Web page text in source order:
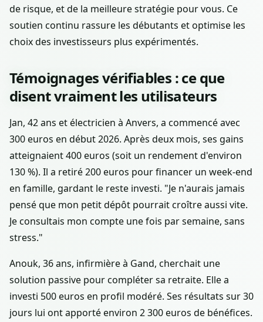
de risque, et de la meilleure stratégie pour vous. Ce
soutien continu rassure les débutants et optimise les
choix des investisseurs plus expérimentés.
Témoignages vérifiables : ce que
disent vraiment les utilisateurs
Jan, 42 ans et électricien à Anvers, a commencé avec
300 euros en début 2026. Après deux mois, ses gains
atteignaient 400 euros (soit un rendement d'environ
130 %). Il a retiré 200 euros pour financer un week-end
en famille, gardant le reste investi. "Je n'aurais jamais
pensé que mon petit dépôt pourrait croître aussi vite.
Je consultais mon compte une fois par semaine, sans
stress."
Anouk, 36 ans, infirmière à Gand, cherchait une
solution passive pour compléter sa retraite. Elle a
investi 500 euros en profil modéré. Ses résultats sur 30
jours lui ont apporté environ 2 300 euros de bénéfices.